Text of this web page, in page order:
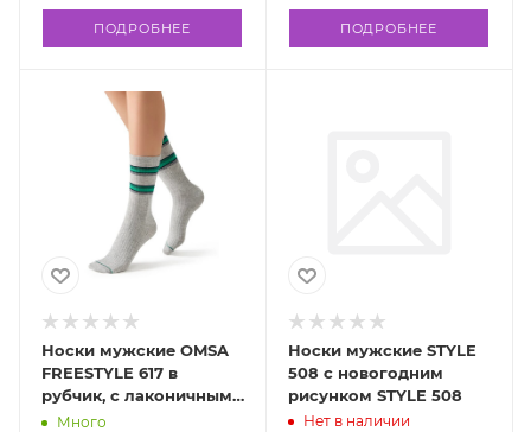
ПОДРОБНЕЕ ПОДРОБНЕЕ
Носки мужские OMSA
FREESTYLE 617 в
рубчик, c лаконичным
рисунком OMSA
Много
Носки мужские STYLE
508 с новогодним
рисунком STYLE 508
Нет в наличии